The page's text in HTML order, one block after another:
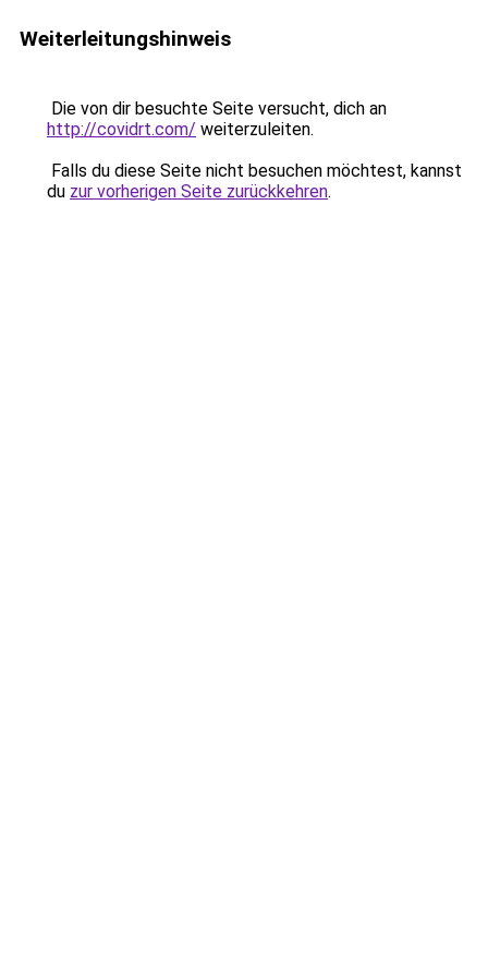
Weiterleitungshinweis
Die von dir besuchte Seite versucht, dich an
http://covidrt.com/ weiterzuleiten.
Falls du diese Seite nicht besuchen möchtest, kannst
du zur vorherigen Seite zurückkehren.